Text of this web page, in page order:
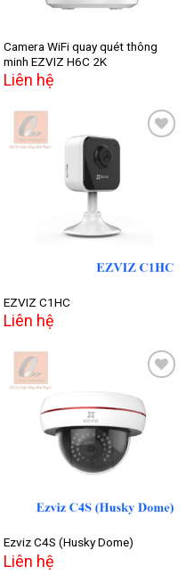
Camera WiFi quay quét thông
minh EZVIZ H6C 2K
Liên hệ
EZVIZ C1HC
Liên hệ
Add to
wishlist
Ezviz C4S (Husky Dome)
Liên hệ